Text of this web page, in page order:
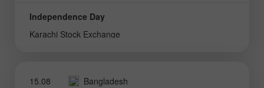
Independence Day
Karachi Stock Exchange
15.08 Bangladesh